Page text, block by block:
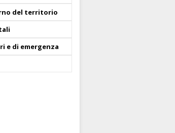
del territorio
e di emergenza